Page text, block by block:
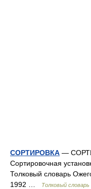
СОРТИРОВКА —
Сортировочная
Толковый словарь
1992 …
Толковый